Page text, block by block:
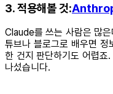
3. 적용해볼 것:
Claude를 쓰는 사람은 많
튜브나 블로그로 배우면
한 건지 판단하기도 어렵
나섰습니다.